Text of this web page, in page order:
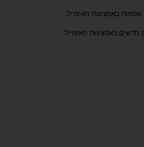
נוספות באמצעות האימייל.
חדשים באמצעות האימייל.